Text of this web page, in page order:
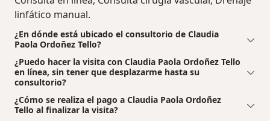
linfático manual.
¿En dónde está ubicado el consultorio de Claudia
Paola Ordoñez Tello?
¿Puedo hacer la visita con Claudia Paola Ordoñez Tello
en línea, sin tener que desplazarme hasta su
consultorio?
¿Cómo se realiza el pago a Claudia Paola Ordoñez
Tello al finalizar la visita?